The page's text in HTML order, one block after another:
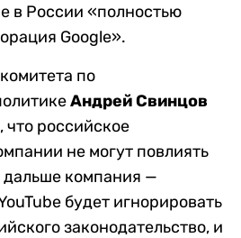
в России «полностью
Google».
по
Андрей Свинцов
что российское
не могут повлиять
компания —
будет игнорировать
законодательство, и